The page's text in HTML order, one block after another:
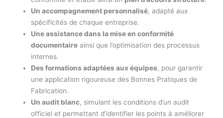
Un accompagnement personnalisé, adapté aux
spécificités de chaque entreprise.
Une assistance dans la mise en conformité
documentaire ainsi que l’optimisation des processus
internes.
Des formations adaptées aux équipes, pour garantir
une application rigoureuse des Bonnes Pratiques de
Fabrication.
Un audit blanc, simulant les conditions d’un audit
officiel et permettant d’identifier les points à améliorer